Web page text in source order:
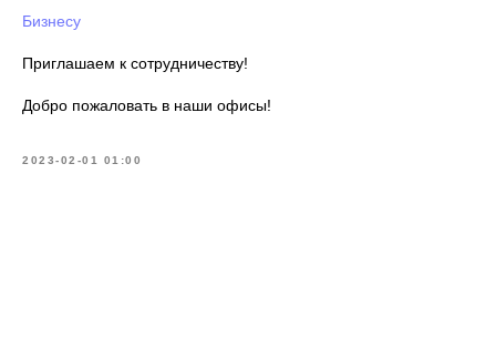
Бизнесу
Приглашаем к сотрудничеству!
Добро пожаловать в наши офисы!
2023-02-01 01:00